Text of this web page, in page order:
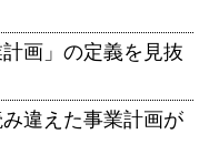
画」の定義を見抜
違えた事業計画が